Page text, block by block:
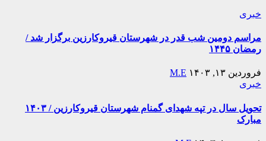
خبری
مراسم دومین شب قدر در شهرستان قیروکارزین برگزار شد /
رمضان ۱۴۴۵
فروردین ۱۳, ۱۴۰۳
M.E
خبری
تحویل سال در تپه شهدای گمنام شهرستان قیروکارزین / ۱۴۰۳
مبارک